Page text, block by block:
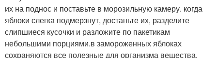
их на поднос и поставьте в морозильную камеру. когда
яблоки слегка подмерзнут, достаньте их, разделите
слипшиеся кусочки и разложите по пакетикам
небольшими порциями.в замороженных яблоках
сохраняются все полезные для организма вещества,